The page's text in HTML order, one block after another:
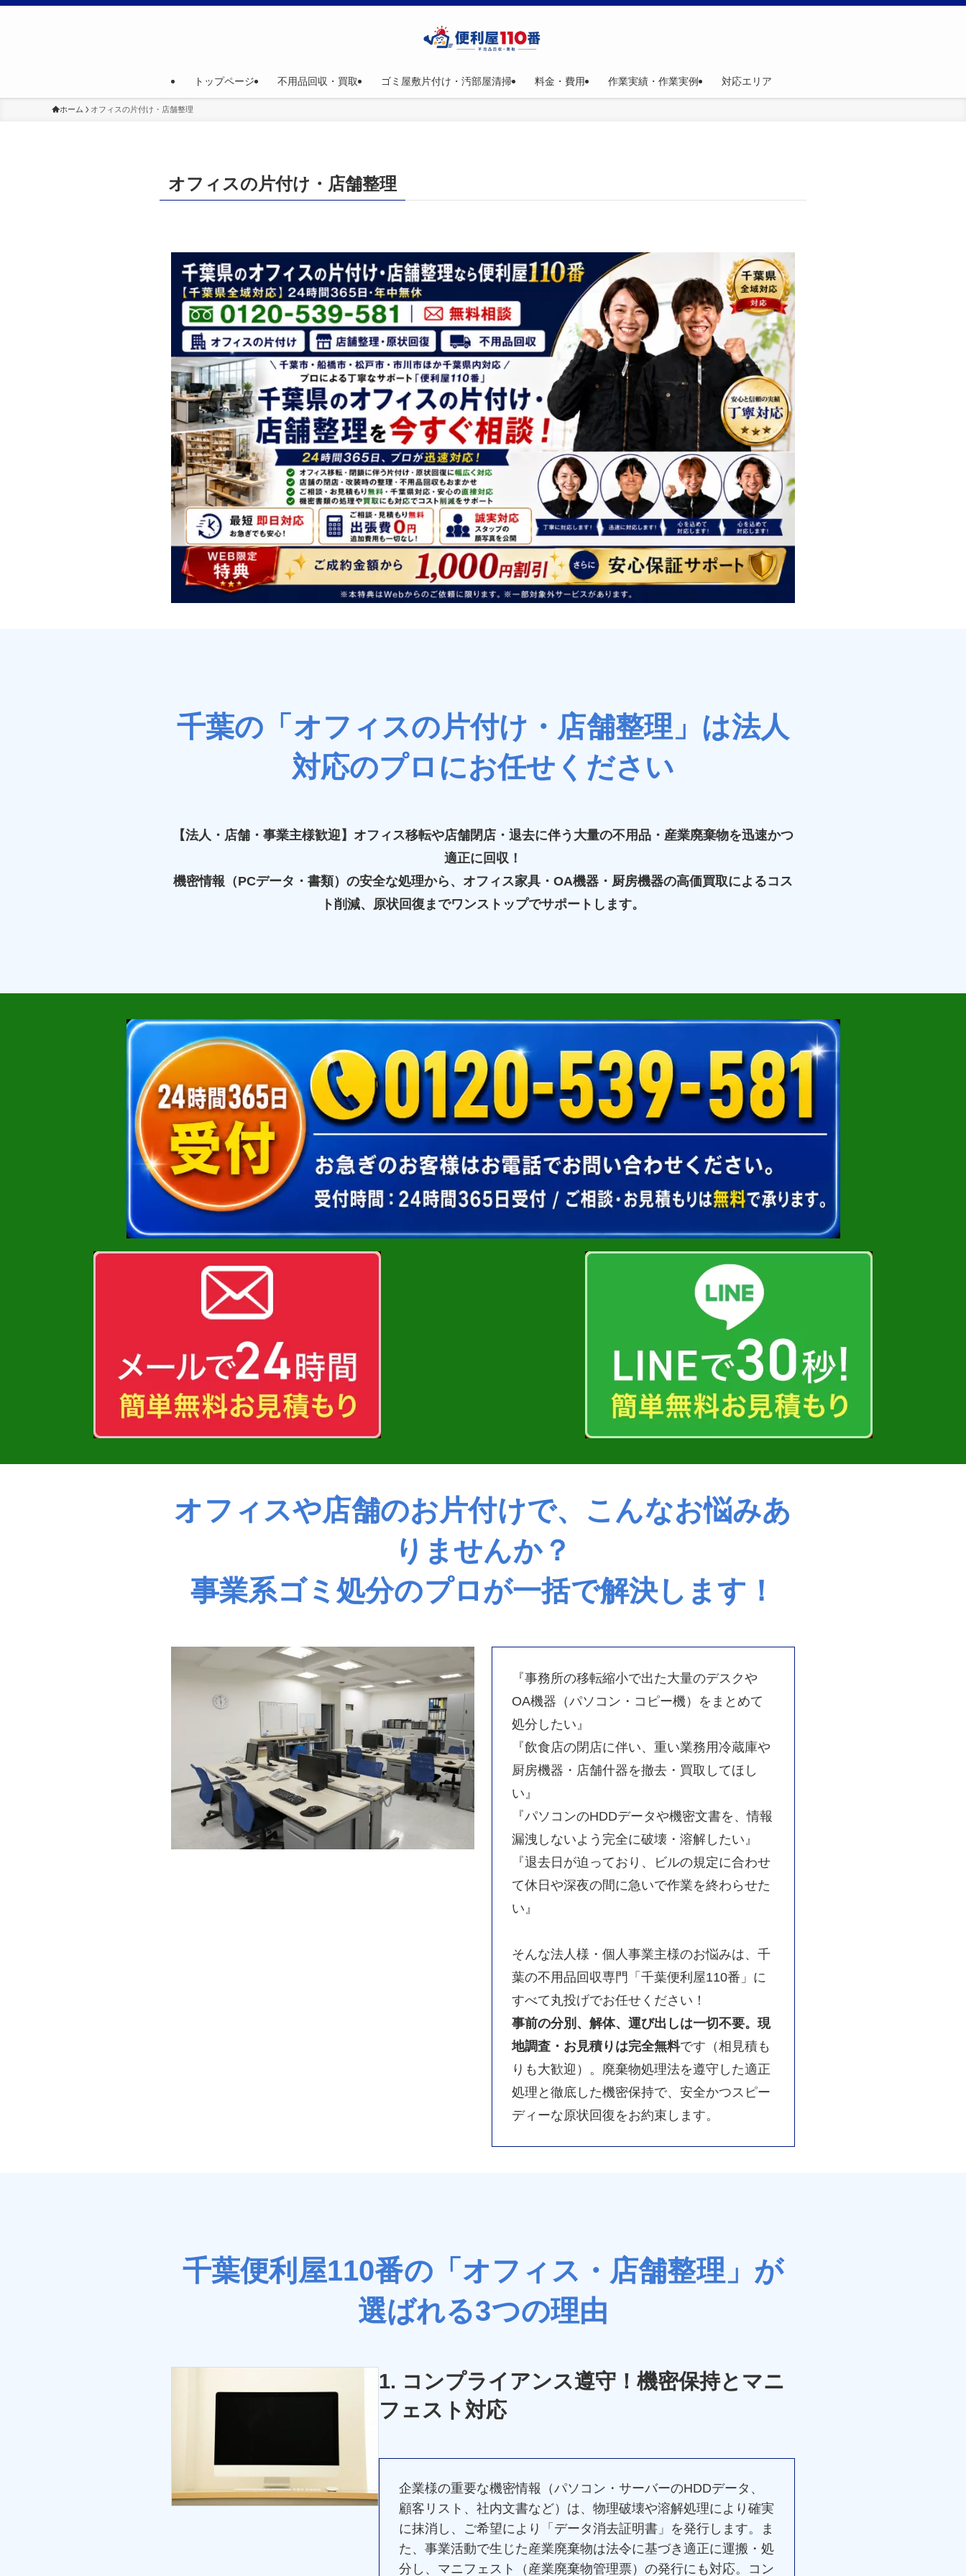
トップページ 不用品回収・買取 ゴミ屋敷片付け・汚部屋清掃 料金・費用 作業実績・作業実例 対応エリア
ホーム オフィスの片付け・店舗整理
オフィスの片付け・店舗整理
千葉の「オフィスの片付け・店舗整理」は法人
対応のプロにお任せください
【法人・店舗・事業主様歓迎】オフィス移転や店舗閉店・退去に伴う大量の不用品・産業廃棄物を迅速かつ
適正に回収！
機密情報（PCデータ・書類）の安全な処理から、オフィス家具・OA機器・厨房機器の高価買取によるコス
ト削減、原状回復までワンストップでサポートします。
オフィスや店舗のお片付けで、こんなお悩みあ
りませんか？
事業系ゴミ処分のプロが一括で解決します！
『事務所の移転縮小で出た大量のデスクや
OA機器（パソコン・コピー機）をまとめて
処分したい』
『飲食店の閉店に伴い、重い業務用冷蔵庫や
厨房機器・店舗什器を撤去・買取してほし
い』
『パソコンのHDDデータや機密文書を、情報
漏洩しないよう完全に破壊・溶解したい』
『退去日が迫っており、ビルの規定に合わせ
て休日や深夜の間に急いで作業を終わらせた
い』
そんな法人様・個人事業主様のお悩みは、千
葉の不用品回収専門「千葉便利屋110番」に
すべて丸投げでお任せください！
事前の分別、解体、運び出しは一切不要。現
地調査・お見積りは完全無料です（相見積も
りも大歓迎）。廃棄物処理法を遵守した適正
処理と徹底した機密保持で、安全かつスピー
ディーな原状回復をお約束します。
千葉便利屋110番の「オフィス・店舗整理」が
選ばれる3つの理由
1. コンプライアンス遵守！機密保持とマニ
フェスト対応
企業様の重要な機密情報（パソコン・サーバーのHDDデータ、
顧客リスト、社内文書など）は、物理破壊や溶解処理により確実
に抹消し、ご希望により「データ消去証明書」を発行します。ま
た、事業活動で生じた産業廃棄物は法令に基づき適正に運搬・処
分し、マニフェスト（産業廃棄物管理票）の発行にも対応。コン